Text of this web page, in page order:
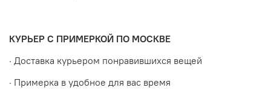
КУРЬЕР С ПРИМЕРКОЙ ПО МОСКВЕ
· Доставка курьером понравившихся вещей
· Примерка в удобное для вас время